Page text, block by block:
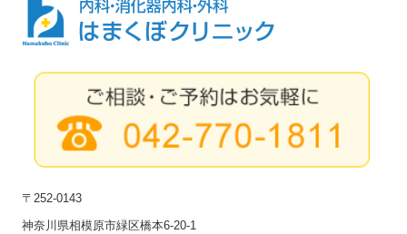
〒252-0143
神奈川県相模原市緑区橋本6-20-1